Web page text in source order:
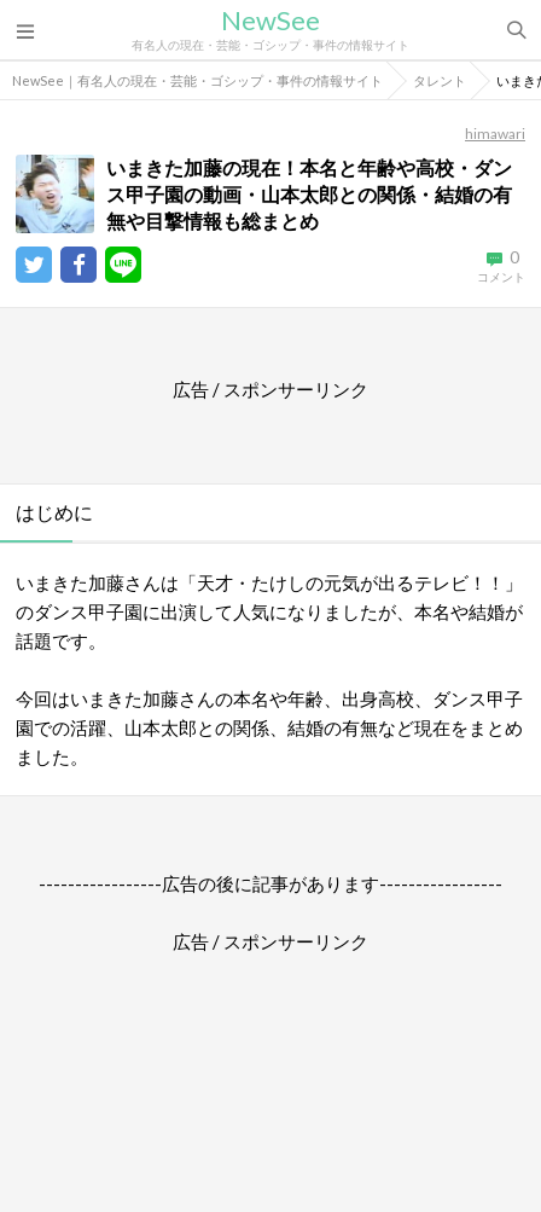
NewSee
有名人の現在・芸能・ゴシップ・事件の情報サイト
NewSee｜有名人の現在・芸能・ゴシップ・事件の情報サイト タレント いまき
himawari
いまきた加藤の現在！本名と年齢や高校・ダン
ス甲子園の動画・山本太郎との関係・結婚の有
無や目撃情報も総まとめ
0
コメント
広告 / スポンサーリンク
はじめに
いまきた加藤さんは「天才・たけしの元気が出るテレビ！！」
のダンス甲子園に出演して人気になりましたが、本名や結婚が
話題です。
今回はいまきた加藤さんの本名や年齢、出身高校、ダンス甲子
園での活躍、山本太郎との関係、結婚の有無など現在をまとめ
ました。
-----------------広告の後に記事があります-----------------
広告 / スポンサーリンク